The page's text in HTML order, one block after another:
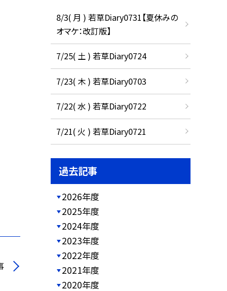
8/3( 月 ) 若草Diary0731【夏休みの
オマケ：改訂版】
7/25( 土 ) 若草Diary0724
7/23( 木 ) 若草Diary0703
7/22( 水 ) 若草Diary0722
7/21( 火 ) 若草Diary0721
過去記事
2026年度
2025年度
2024年度
2023年度
2022年度
2021年度
2020年度